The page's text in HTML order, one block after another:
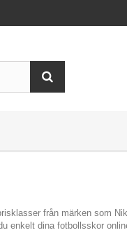
från märken som
enkelt dina fotbollsskor